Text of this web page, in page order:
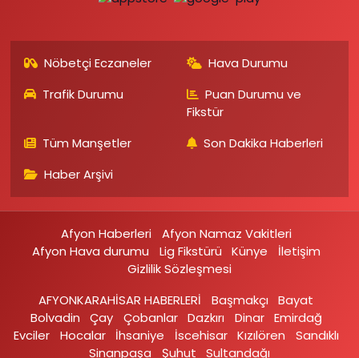
Nöbetçi Eczaneler
Hava Durumu
Trafik Durumu
Puan Durumu ve
Fikstür
Tüm Manşetler
Son Dakika Haberleri
Haber Arşivi
Afyon Haberleri
Afyon Namaz Vakitleri
Afyon Hava durumu
Lig Fikstürü Künye
İletişim
Gizlilik Sözleşmesi
AFYONKARAHİSAR HABERLERİ
Başmakçı
Bayat
Bolvadin
Çay Çobanlar Dazkırı Dinar Emirdağ‎
Evciler‎
Hocalar İhsaniye‎ İscehisar Kızılören‎
Sandıklı‎
Sinanpaşa
Şuhut Sultandağı